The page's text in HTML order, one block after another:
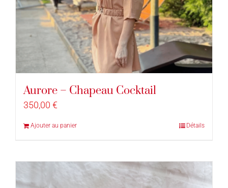
Aurore – Chapeau Cocktail
350,00 €
Ajouter au panier Détails